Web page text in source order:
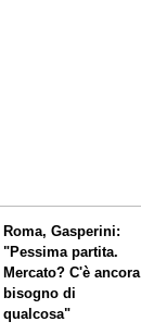
Roma, Gasperini:
"Pessima partita.
Mercato? C'è ancora
bisogno di
qualcosa"